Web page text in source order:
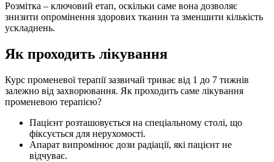
Розмітка – ключовий етап, оскільки саме вона дозволяє
знизити опромінення здорових тканин та зменшити кількість
ускладнень.
Як проходить лікування
Курс променевої терапії зазвичай триває від 1 до 7 тижнів
залежно від захворювання. Як проходить саме лікування
променевою терапією?
Пацієнт розташовується на спеціальному столі, що
фіксується для нерухомості.
Апарат випромінює дози радіації, які пацієнт не
відчуває.